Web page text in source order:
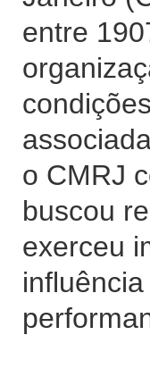
entre
o CMRJ
buscou
exerceu